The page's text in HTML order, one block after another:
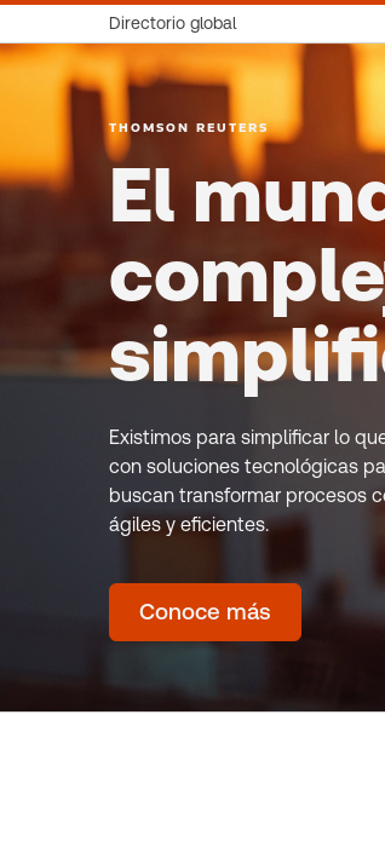
Directorio global
THOMSON REUTERS
El
Existimos para simplificar lo
con soluciones tecnológicas
buscan transformar procesos
ágiles y eficientes.
Conoce más